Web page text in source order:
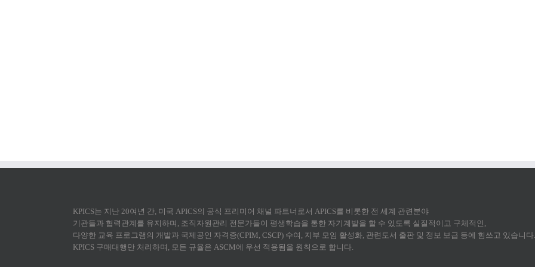
KPICS는 지난 20여년 간, 미국 APICS의 공식 프리미어 채널 파트너로서 APICS를 비롯한 전 세계 관련분야
기관들과 협력관계를 유지하며, 조직자원관리 전문가들이 평생학습을 통한 자기계발을 할 수 있도록 실질적이고 구체적인,
다양한 교육 프로그램의 개발과 국제공인 자격증(CPIM, CSCP) 수여, 지부 모임 활성화, 관련도서 출판 및 정보 보급 등에 힘쓰고 있습니다.
KPICS 구매대행만 처리하며, 모든 규율은 ASCM에 우선 적용됨을 원칙으로 합니다.